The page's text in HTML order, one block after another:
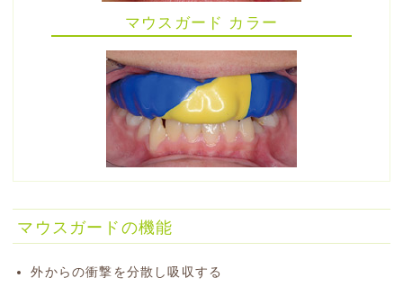
マウスガード カラー
マウスガードの機能
外からの衝撃を分散し吸収する